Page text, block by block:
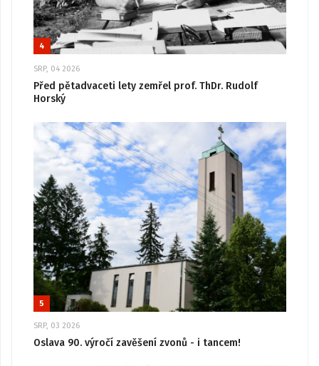
4
SRP, 04 2026
Před pětadvaceti lety zemřel prof. ThDr. Rudolf
Horský
5
SRP, 03 2026
Oslava 90. výročí zavěšení zvonů - i tancem!